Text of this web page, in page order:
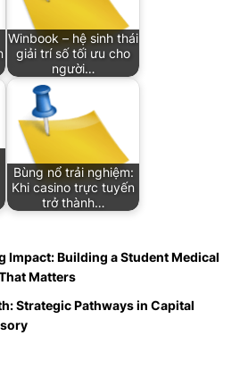
Winbook – hệ sinh thái
giải trí số tối ưu cho
người…
Bùng nổ trải nghiệm:
Khi casino trực tuyến
trở thành…
Impact: Building a Student Medical
Matters
Strategic Pathways in Capital